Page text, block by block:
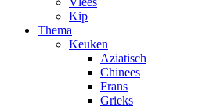
Kip
Thema
Keuken
Aziatisch
Chinees
Frans
Grieks